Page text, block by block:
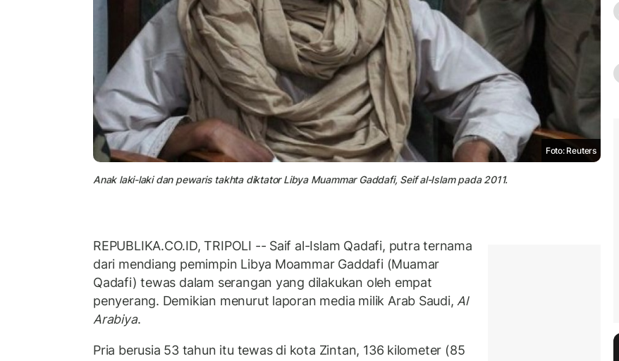
Foto: Reuters
Anak laki-laki dan pewaris takhta diktator Libya Muammar Gaddafi, Seif al-Islam pada 2011.
REPUBLIKA.CO.ID, TRIPOLI -- Saif al-Islam Qadafi, putra ternama
dari mendiang pemimpin Libya Moammar Gaddafi (Muamar
Qadafi) tewas dalam serangan yang dilakukan oleh empat
penyerang. Demikian menurut laporan media milik Arab Saudi, Al
Arabiya.
Pria berusia 53 tahun itu tewas di kota Zintan, 136 kilometer (85